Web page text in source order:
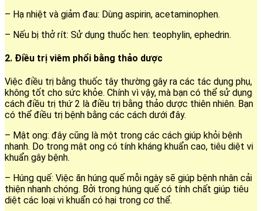
– Hạ nhiệt và giảm đau: Dùng aspirin, acetaminophen.
– Nếu bị thở rít: Sử dụng thuốc hen: teophylin, ephedrin.
2. Điều trị viêm phổi bằng thảo dược
Việc điều trị bằng thuốc tây thường gây ra các tác dụng phụ,
không tốt cho sức khỏe. Chính vì vậy, mà bạn có thể sử dụng
cách điều trị thứ 2 là điều trị bằng thảo dược thiên nhiên. Bạn
có thể điều trị bệnh bằng các cách dưới đây.
– Mật ong: đây cũng là một trong các cách giúp khỏi bệnh
nhanh. Do trong mật ong có tính kháng khuẩn cao, tiêu diệt vi
khuẩn gây bệnh.
– Húng quế: Việc ăn húng quế mỗi ngày sẽ giúp bệnh nhân cải
thiện nhanh chóng. Bởi trong húng quế có tính chất giúp tiêu
diệt các loại vi khuẩn có hại trong cơ thể.